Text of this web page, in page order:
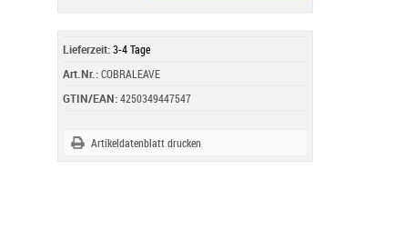
Lieferzeit:3-4 Tage
Art.Nr.:COBRALEAVE
GTIN/EAN:4250349447547
Artikeldatenblatt drucken